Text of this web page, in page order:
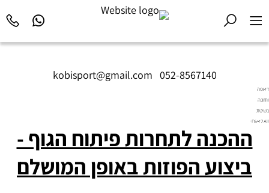
kobisport@gmail.com 052-8567140
דיאטה
ותזונה
בשיטת
Diet2All:
ההכנה לתחרות פיתוח הגוף -
ביצוע הפוזות באופן המושלם